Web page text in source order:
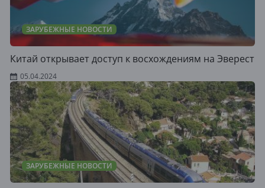
ЗАРУБЕЖНЫЕ НОВОСТИ
Китай открывает доступ к восхождениям на Эверест
05.04.2024
ЗАРУБЕЖНЫЕ НОВОСТИ